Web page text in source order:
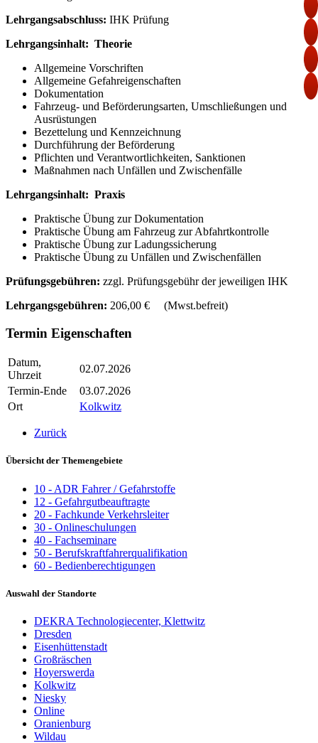
Lehrgangsabschluss: IHK Prüfung
Lehrgangsinhalt: Theorie
Allgemeine Vorschriften
Allgemeine Gefahreigenschaften
Dokumentation
Fahrzeug- und Beförderungsarten, Umschließungen und
Ausrüstungen
Bezettelung und Kennzeichnung
Durchführung der Beförderung
Pflichten und Verantwortlichkeiten, Sanktionen
Maßnahmen nach Unfällen und Zwischenfälle
Lehrgangsinhalt: Praxis
Praktische Übung zur Dokumentation
Praktische Übung am Fahrzeug zur Abfahrtkontrolle
Praktische Übung zur Ladungssicherung
Praktische Übung zu Unfällen und Zwischenfällen
Prüfungsgebühren: zzgl. Prüfungsgebühr der jeweiligen IHK
Lehrgangsgebühren: 206,00 € (Mwst.befreit)
Termin Eigenschaften
Datum,
Uhrzeit
02.07.2026
Termin-Ende
03.07.2026
Ort
Kolkwitz
Zurück
Übersicht der Themengebiete
10 - ADR Fahrer / Gefahrstoffe
12 - Gefahrgutbeauftragte
20 - Fachkunde Verkehrsleiter
30 - Onlineschulungen
40 - Fachseminare
50 - Berufskraftfahrerqualifikation
60 - Bedienberechtigungen
Auswahl der Standorte
DEKRA Technologiecenter, Klettwitz
Dresden
Eisenhüttenstadt
Großräschen
Hoyerswerda
Kolkwitz
Niesky
Online
Oranienburg
Wildau